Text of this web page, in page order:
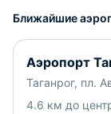
Сегодня
самых крупных
России.
способен
российских и
Ближайшие
Аэропорт
Таганрог, пл.
4.6 км до